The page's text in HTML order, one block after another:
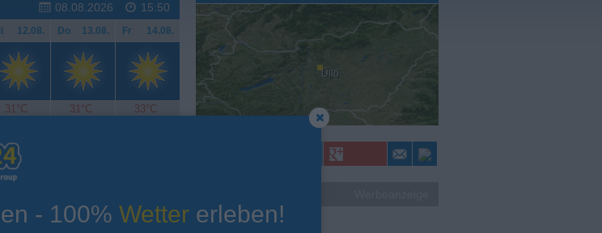
08.08.2026 15:50
. 12.08. Do. 13.08. Fr. 14.08.
31°C 31°C 33°C
Temperatur
Üllö
- 100% Wetter erleben!